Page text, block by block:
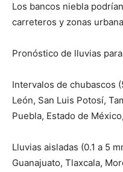
Los bancos niebla
carreteros y zonas
Pronóstico de lluvias
Intervalos de chubascos
León, San Luis Potosí,
Puebla, Estado de
Lluvias aisladas (0.1 a 5
Guanajuato, Tlaxcala,